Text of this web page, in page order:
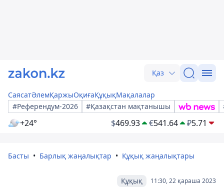
Қаз
СаясатӘлемҚаржыОқиғаҚұқықМақалалар
#Референдум-2026
#Қазақстан мақтанышы
+24° $469.93 €541.64 ₽5.71
Басты Барлық жаңалықтар Құқық жаңалықтары
11:30, 22 қараша 2023
Құқық